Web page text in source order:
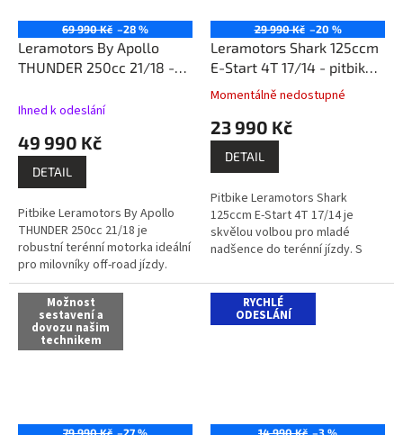
69 990 Kč –28 %
Leramotors By Apollo
THUNDER 250cc 21/18 -
Ihned k odeslání
49 990 Kč
DETAIL
Pitbike Leramotors By Apollo
THUNDER 250cc 21/18 je
robustní terénní motorka ideální
pro milovníky off-road jízdy.
Pohání ji čtyřtaktní jednoválcový
motor ZongShen CB250, který...
29 990 Kč –20 %
Leramotors Shark 125ccm
E-Start 4T 17/14 - pitbike,
modrá
Průměrné
produktu
5
hvězdiček.
Momentálně nedostupné
23 990 Kč
DETAIL
Pitbike Leramotors Shark
125ccm E-Start 4T 17/14 je
skvělou volbou pro mladé
nadšence do terénní jízdy. S
taktním motorem poskytuje
dostatek síly i...
Možnost
sestavení a
dovozu našim
technikem
79 990 Kč –27 %
RYCHLÉ
ODESLÁNÍ
14 990 Kč –3 %